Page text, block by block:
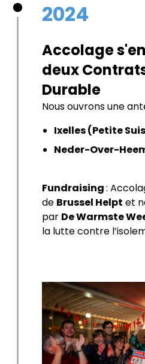
2024
Accolage
deux
Durable
Nous ouvrons une
Ixelles (Petite
Neder-Over-
Fundraising:
de Brussel Helpt et
par De Warmste
la lutte contre